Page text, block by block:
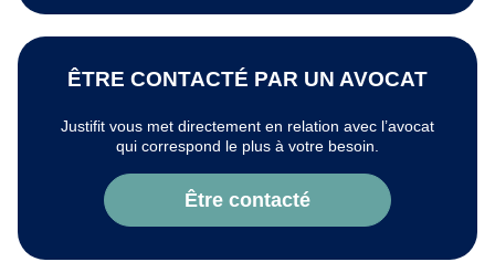
ÊTRE CONTACTÉ PAR UN AVOCAT
Justifit vous met directement en relation avec l’avocat
qui correspond le plus à votre besoin.
Être contacté